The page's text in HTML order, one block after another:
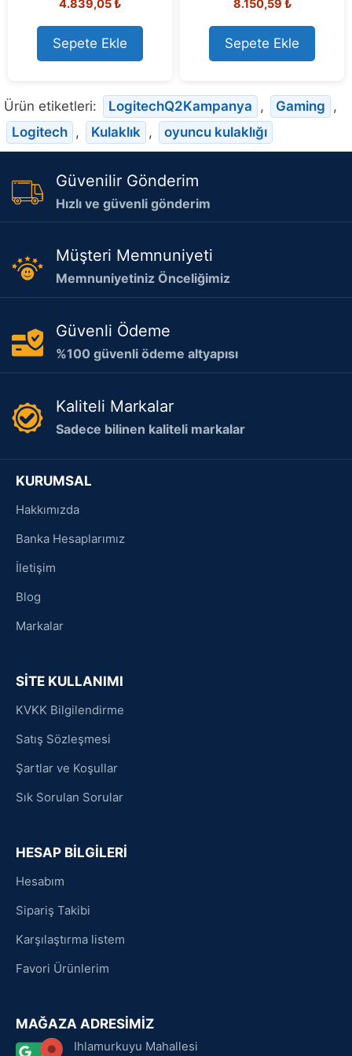
o
t
o
f
5
Orijinal
5.348,73 ₺.
4.839,05₺Mevcut
Sepete Ekle
o
t
o
f
5
8.150,59 ₺
Sepete Ekle
Ürün etiketleri: LogitechQ2Kampanya , Gaming ,
Logitech , Kulaklık , oyuncu kulaklığı
Güvenilir Gönderim
Hızlı ve güvenli gönderim
Müşteri Memnuniyeti
Memnuniyetiniz Önceliğimiz
Güvenli Ödeme
%100 güvenli ödeme altyapısı
Kaliteli Markalar
Sadece bilinen kaliteli markalar
KURUMSAL
Hakkımızda
Banka Hesaplarımız
İletişim
Blog
Markalar
SİTE KULLANIMI
KVKK Bilgilendirme
Satış Sözleşmesi
Şartlar ve Koşullar
Sık Sorulan Sorular
HESAP BİLGİLERİ
Hesabım
Sipariş Takibi
Karşılaştırma listem
Favori Ürünlerim
MAĞAZA ADRESİMİZ
Ihlamurkuyu Mahallesi